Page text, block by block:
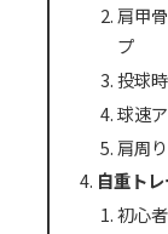
肩甲
プ
投球
球速
肩周
自重ト
初心